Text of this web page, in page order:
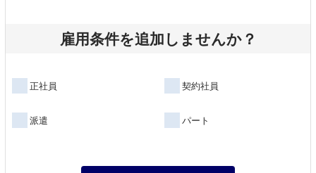
雇用条件を追加しませんか？
正社員 契約社員
派遣 パート